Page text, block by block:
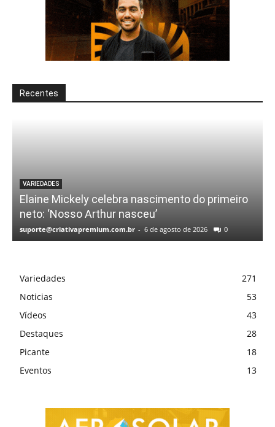
Recentes
VARIEDADES
Elaine Mickely celebra nascimento do primeiro
neto: ‘Nosso Arthur nasceu’
suporte@criativapremium.com.br - 6 de agosto de 2026 0
Variedades
271
Noticias
53
Vídeos
43
Destaques
28
Picante
18
Eventos
13